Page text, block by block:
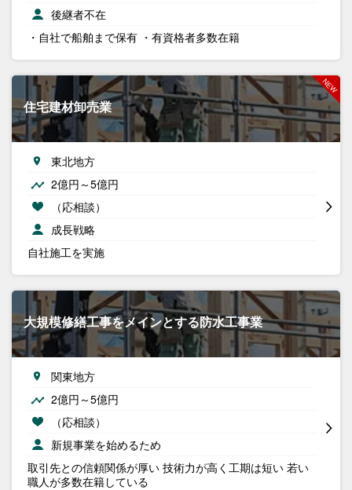
後継者不在
・自社で船舶まで保有 ・有資格者多数在籍
住宅建材卸売業
東北地方
2億円～5億円
（応相談）
成長戦略
自社施工を実施
大規模修繕工事をメインとする防水工事業
関東地方
2億円～5億円
（応相談）
新規事業を始めるため
取引先との信頼関係が厚い 技術力が高く工期は短い 若い
職人が多数在籍している